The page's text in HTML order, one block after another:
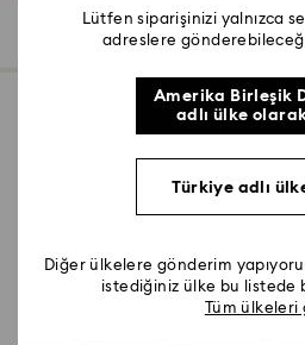
4 - Search results
Lütfen siparişinizi yalnızca
adreslere
Amerika Birleşik
adlı ülke
Türkiye adlı
Diğer ülkelere gönderim
istediğiniz ülke bu listede
Tüm ülkeleri